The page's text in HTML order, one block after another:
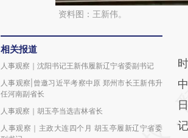
资料图：王新伟。
相关报道
人事观察｜沈阳书记王新伟履新辽宁省委副书记
人事观察|曾邀习近平考察中原 郑州市长王新伟升
任河南副省长
人事观察｜胡玉亭当选吉林省长
人事观察｜主政大连四个月 胡玉亭履新辽宁省委